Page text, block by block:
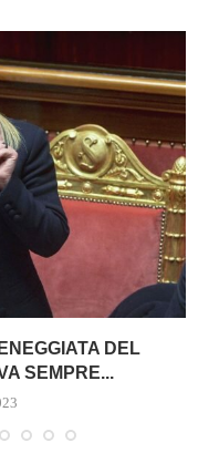
DEL
SEMPRE...